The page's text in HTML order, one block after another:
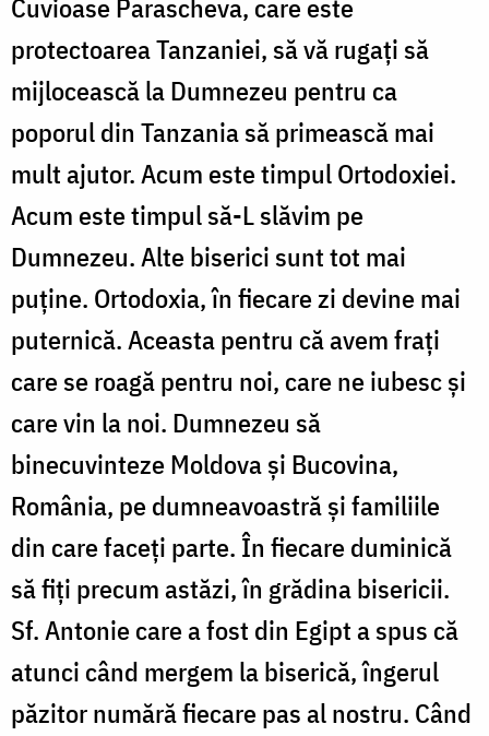
Cuvioase Parascheva, care este
protectoarea Tanzaniei, să vă rugați să
mijlocească la Dumnezeu pentru ca
poporul din Tanzania să primească mai
mult ajutor. Acum este timpul Ortodoxiei.
Acum este timpul să-L slăvim pe
Dumnezeu. Alte biserici sunt tot mai
puține. Ortodoxia, în fiecare zi devine mai
puternică. Aceasta pentru că avem frați
care se roagă pentru noi, care ne iubesc și
care vin la noi. Dumnezeu să
binecuvinteze Moldova și Bucovina,
România, pe dumneavoastră și familiile
din care faceți parte. În fiecare duminică
să fiți precum astăzi, în grădina bisericii.
Sf. Antonie care a fost din Egipt a spus că
atunci când mergem la biserică, îngerul
păzitor numără fiecare pas al nostru. Când